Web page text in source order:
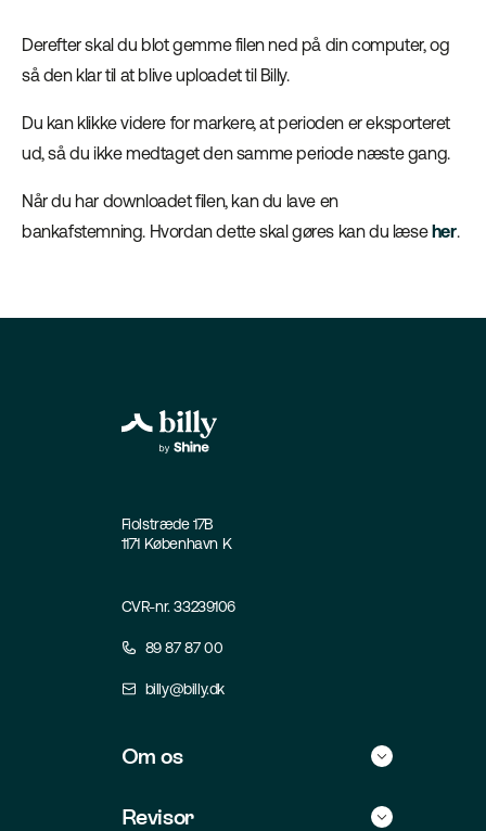
Derefter skal du blot gemme filen ned på din computer, og
så den klar til at blive uploadet til Billy.
Du kan klikke videre for markere, at perioden er eksporteret
ud, så du ikke medtaget den samme periode næste gang.
Når du har downloadet filen, kan du lave en
bankafstemning. Hvordan dette skal gøres kan du læseher.
Fiolstræde 17B
1171 København K
CVR-nr. 33239106
89 87 87 00
billy@billy.dk
Om os
Revisor